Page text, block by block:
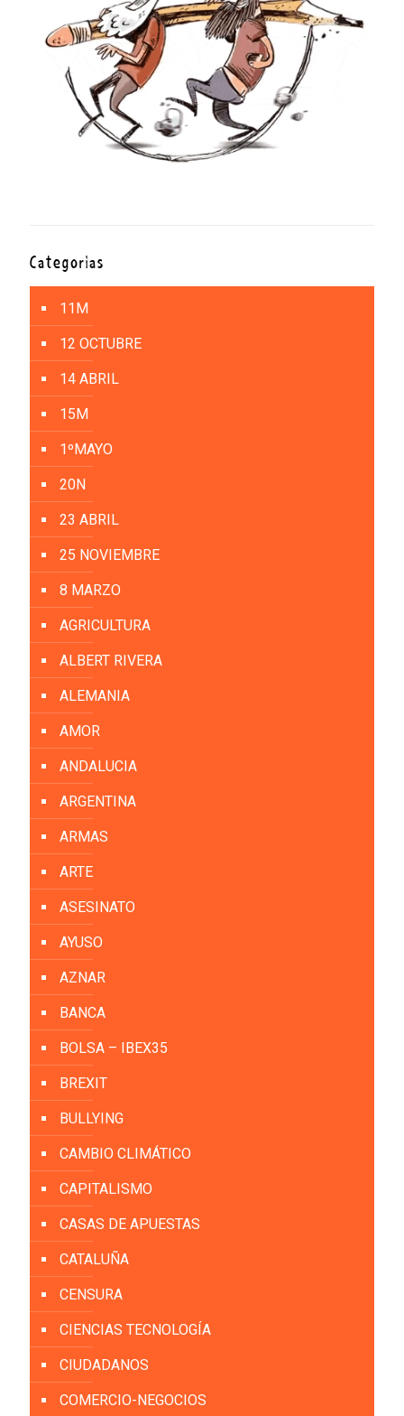
Categorías
11M
12 OCTUBRE
14 ABRIL
15M
1ºMAYO
20N
23 ABRIL
25 NOVIEMBRE
8 MARZO
AGRICULTURA
ALBERT RIVERA
ALEMANIA
AMOR
ANDALUCIA
ARGENTINA
ARMAS
ARTE
ASESINATO
AYUSO
AZNAR
BANCA
BOLSA – IBEX35
BREXIT
BULLYING
CAMBIO CLIMÁTICO
CAPITALISMO
CASAS DE APUESTAS
CATALUÑA
CENSURA
CIENCIAS TECNOLOGÍA
CIUDADANOS
COMERCIO-NEGOCIOS